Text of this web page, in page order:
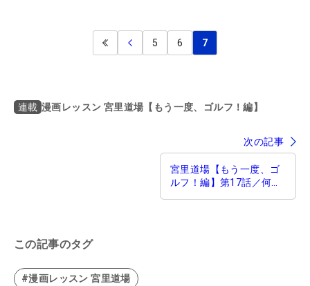
5 6 7
連載 漫画レッスン 宮里道場【もう一度、ゴルフ！編】
次の記事
宮里道場【もう一度、ゴ
ルフ！編】第17話／何を
この記事のタグ
#漫画レッスン 宮里道場